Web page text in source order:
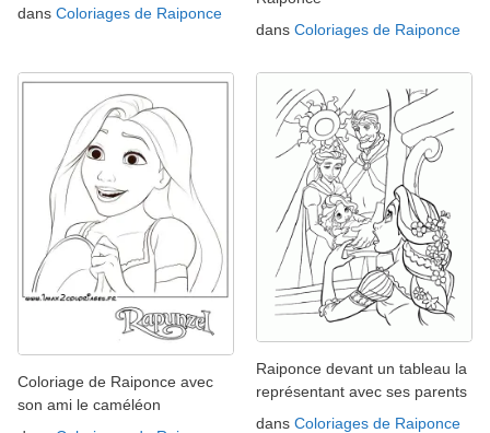
dans Coloriages de Raiponce
dans Coloriages de Raiponce
Coloriage de Raiponce avec
son ami le caméléon
Raiponce devant un tableau la
représentant avec ses parents
dans Coloriages de Raiponce